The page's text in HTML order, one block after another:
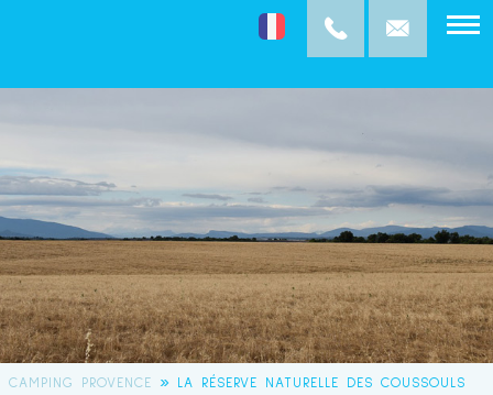
CAMPING PROVENCE »
LA RÉSERVE NATURELLE DES COUSSOULS